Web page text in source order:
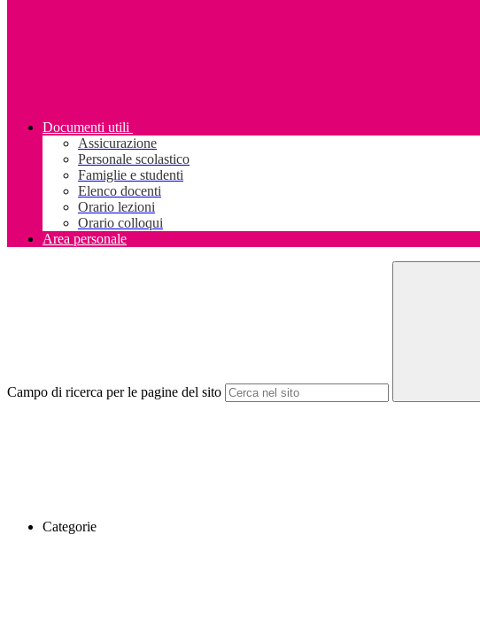
Documenti utili
Assicurazione
Personale scolastico
Famiglie e studenti
Elenco docenti
Orario lezioni
Orario colloqui
Area personale
Campo di ricerca per le pagine del sito
Categorie